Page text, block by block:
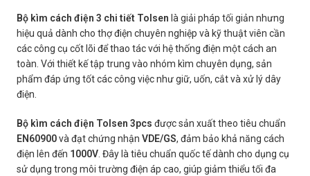
Bộ kìm cách điện 3 chi tiết Tolsen là giải pháp tối giản nhưng
hiệu quả dành cho thợ điện chuyên nghiệp và kỹ thuật viên cần
các công cụ cốt lõi để thao tác với hệ thống điện một cách an
toàn. Với thiết kế tập trung vào nhóm kìm chuyên dụng, sản
phẩm đáp ứng tốt các công việc như giữ, uốn, cắt và xử lý dây
điện.
Bộ kìm cách điện Tolsen 3pcs được sản xuất theo tiêu chuẩn
EN60900và đạt chứng nhận VDE/GS, đảm bảo khả năng cách
điện lên đến 1000V . Đây là tiêu chuẩn quốc tế dành cho dụng cụ
sử dụng trong môi trường điện áp cao, giúp giảm thiểu tối đa